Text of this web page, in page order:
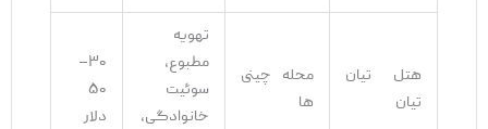
هتل تیان
تیان
محله چینی
‌ها
تهویه‌
مطبوع،
سوئیت
خانوادگی،
۳۰–
۵۰
دلار